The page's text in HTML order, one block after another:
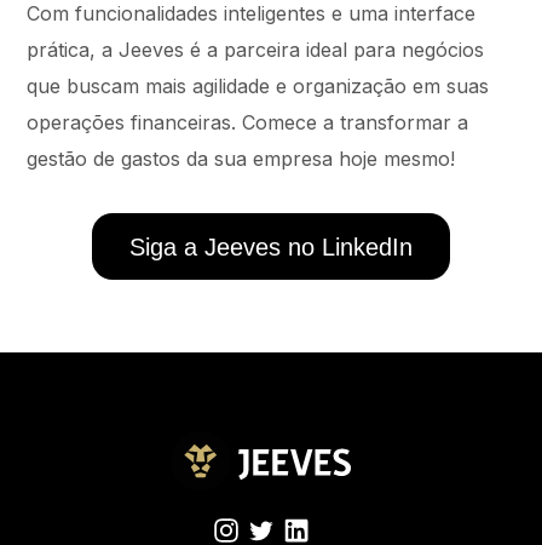
Com funcionalidades inteligentes e uma interface
prática, a Jeeves é a parceira ideal para negócios
que buscam mais agilidade e organização em suas
operações financeiras. Comece a transformar a
gestão de gastos da sua empresa hoje mesmo!
Siga a Jeeves no LinkedIn